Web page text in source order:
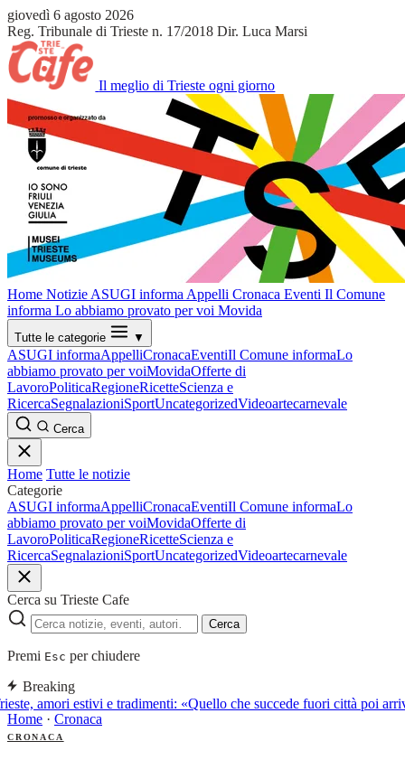
giovedì 6 agosto 2026
Reg. Tribunale di Trieste n. 17/2018 Dir. Luca Marsi
Il meglio di Trieste ogni giorno
Home Notizie ASUGI informa Appelli Cronaca Eventi Il Comune
informa Lo abbiamo provato per voi Movida
Tutte le categorie ▼
ASUGI informaAppelliCronacaEventiIl Comune informaLo
abbiamo provato per voiMovidaOfferte di
LavoroPoliticaRegioneRicetteScienza e
RicercaSegnalazioniSportUncategorizedVideoartecarnevale
Cerca
Home Tutte le notizie
Categorie
ASUGI informaAppelliCronacaEventiIl Comune informaLo
abbiamo provato per voiMovidaOfferte di
LavoroPoliticaRegioneRicetteScienza e
RicercaSegnalazioniSportUncategorizedVideoartecarnevale
Cerca su Trieste Cafe
Cerca
Premi Esc per chiudere
Breaking
amori estivi e tradimenti: «Quello che succede fuori città poi
Home · Cronaca
CRONACA